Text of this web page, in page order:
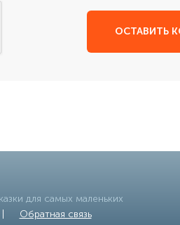
ОСТАВИТЬ
для самых маленьких
Обратная связь